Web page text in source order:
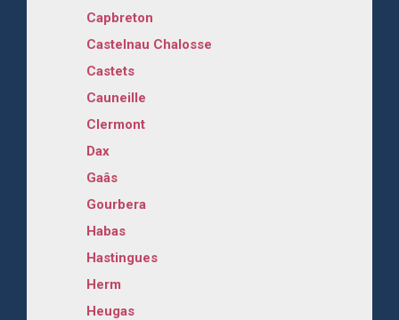
Capbreton
Castelnau Chalosse
Castets
Cauneille
Clermont
Dax
Gaâs
Gourbera
Habas
Hastingues
Herm
Heugas